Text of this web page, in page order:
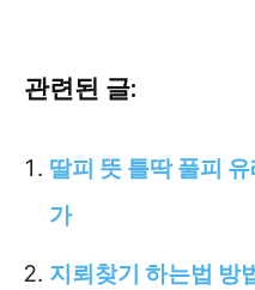
관련된 글:
딸피 뜻 틀딱 풀피
가
지뢰찾기 하는법 방